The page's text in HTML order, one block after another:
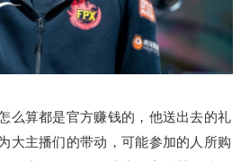
么算都是官方赚钱的，他送出去的礼
大主播们的带动，可能参加的人所购